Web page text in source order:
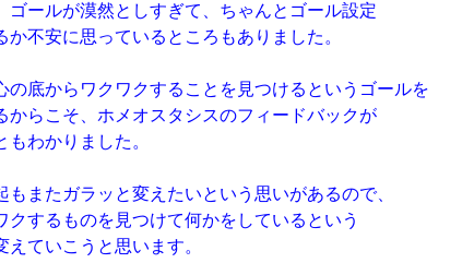
ゴールが漠然としすぎて、ちゃんとゴール設定
か不安に思っているところもありました。
の底からワクワクすることを見つけるというゴールを
からこそ、ホメオスタシスのフィードバックが
もわかりました。
もまたガラッと変えたいという思いがあるので、
クするものを見つけて何かをしているという
えていこうと思います。